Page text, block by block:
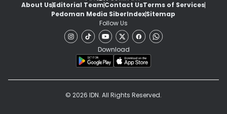
About UsEditorial TeamContact UsTerms of Services
Pedoman Media SiberIndexSitemap
Follow Us
Download
© 2026 IDN. All Rights Reserved.